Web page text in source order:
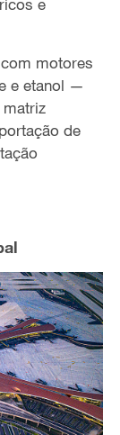
motores
e etanol —
de